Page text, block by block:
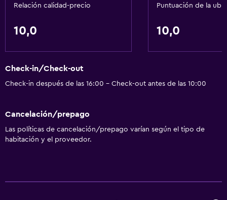
Relación calidad-precio
10,0
Puntuación de la
10,0
Check-in/Check-out
Check-in después de las 16:00 - Check-out antes de las 10:00
Cancelación/prepago
Las políticas de cancelación/prepago varían según el tipo de
habitación y el proveedor.